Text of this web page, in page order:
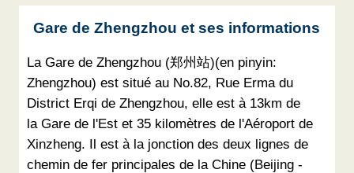
Gare de Zhengzhou et ses informations
La Gare de Zhengzhou (郑州站)(en pinyin:
Zhengzhou) est situé au No.82, Rue Erma du
District Erqi de Zhengzhou, elle est à 13km de
la Gare de l'Est et 35 kilomètres de l'Aéroport de
Xinzheng. Il est à la jonction des deux lignes de
chemin de fer principales de la Chine (Beijing -